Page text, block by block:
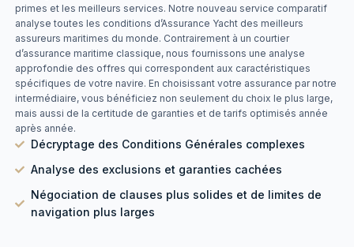
primes et les meilleurs services. Notre nouveau service comparatif
analyse toutes les conditions d’Assurance Yacht des meilleurs
assureurs maritimes du monde. Contrairement à un courtier
d’assurance maritime classique, nous fournissons une analyse
approfondie des offres qui correspondent aux caractéristiques
spécifiques de votre navire. En choisissant votre assurance par notre
intermédiaire, vous bénéficiez non seulement du choix le plus large,
mais aussi de la certitude de garanties et de tarifs optimisés année
après année.
Décryptage des Conditions Générales complexes
Analyse des exclusions et garanties cachées
Négociation de clauses plus solides et de limites de
navigation plus larges